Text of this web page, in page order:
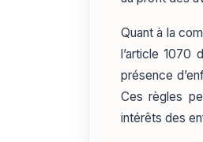
Quant à la
l’article 1070
présence
Ces règles
intérêts des